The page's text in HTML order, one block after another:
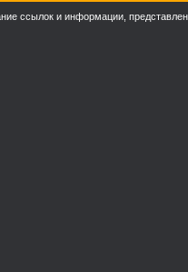
ссылок и информации,